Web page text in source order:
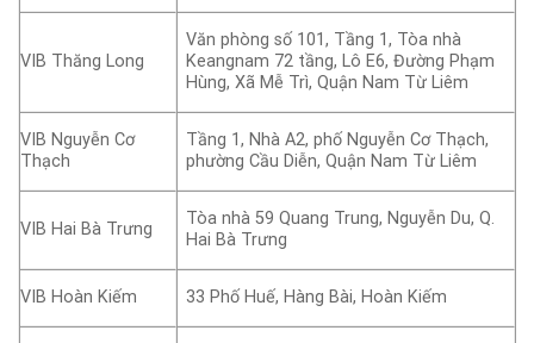
VIB Thăng Long
Văn phòng số 101, Tầng 1, Tòa nhà
Keangnam 72 tầng, Lô E6, Đường Phạm
Hùng, Xã Mễ Trì, Quận Nam Từ Liêm
VIB Nguyễn Cơ
Thạch
Tầng 1, Nhà A2, phố Nguyễn Cơ Thạch,
phường Cầu Diễn, Quận Nam Từ Liêm
VIB Hai Bà Trưng
Tòa nhà 59 Quang Trung, Nguyễn Du, Q.
Hai Bà Trưng
VIB Hoàn Kiếm 33 Phố Huế, Hàng Bài, Hoàn Kiếm